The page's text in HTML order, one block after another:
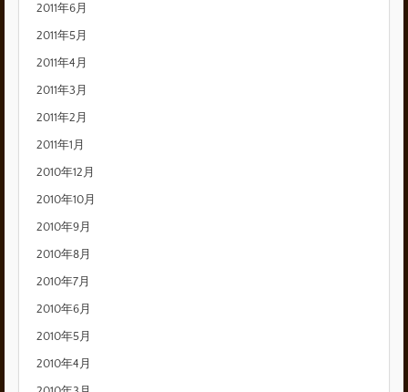
2011年6月
2011年5月
2011年4月
2011年3月
2011年2月
2011年1月
2010年12月
2010年10月
2010年9月
2010年8月
2010年7月
2010年6月
2010年5月
2010年4月